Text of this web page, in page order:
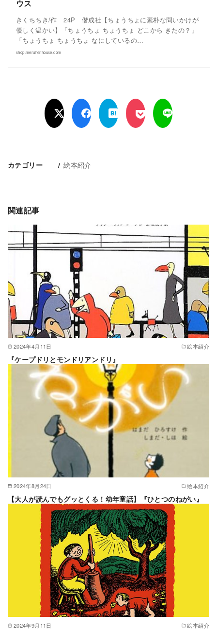
ウス
きくちちき/作 24P 偕成社【ちょうちょに素朴な問いかけが
優しく温かい】「ちょうちょ ちょうちょ どこから きたの？」
「ちょうちょ ちょうちょ なにしているの…
shop.meruhenhouse.com
カテゴリー 絵本紹介
関連記事
2024年4月11日 絵本紹介
『ケープドリとモンドリアンドリ』
2024年8月24日 絵本紹介
【大人が読んでもグッとくる！幼年童話】『ひとつのねがい』
2024年9月11日 絵本紹介